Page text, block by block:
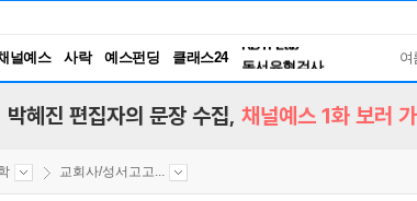
널예스 사락 예스펀딩 클래스24
독서유형검사
여
박혜진 편집자의 문장 수집, 채널예스 1화 보러
교회사/성서고고...